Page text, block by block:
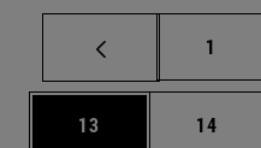
Página
1
Página
13 Página
14